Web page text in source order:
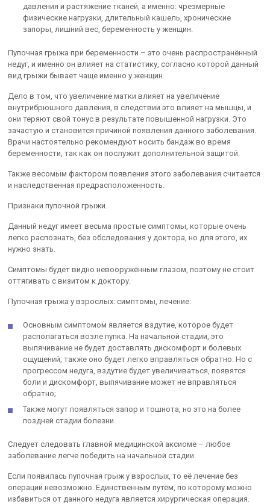
давления и растяжение тканей, а именно: чрезмерные
физические нагрузки, длительный кашель, хронические
запоры, лишний вес, беременность у женщин.
Пупочная грыжа при беременности – это очень распространённый
недуг, и именно он влияет на статистику, согласно которой данный
вид грыжи бывает чаще именно у женщин.
Дело в том, что увеличение матки влияет на увеличение
внутрибрюшного давления, в следствии это влияет на мышцы, и
они теряют свой тонус в результате повышенной нагрузки. Это
зачастую и становится причиной появления данного заболевания.
Врачи настоятельно рекомендуют носить бандаж во время
беременности, так как он послужит дополнительной защитой.
Также весомым фактором появления этого заболевания считается
и наследственная предрасположенность.
Признаки пупочной грыжи.
Данный недуг имеет весьма простые симптомы, которые очень
легко распознать, без обследования у доктора, но для этого, их
нужно знать.
Симптомы будет видно невооружённым глазом, поэтому не стоит
оттягивать с визитом к доктору.
Пупочная грыжа у взрослых: симптомы, лечение:
Основным симптомом является вздутие, которое будет
располагаться возле пупка. На начальной стадии, это
выпячивание не будет доставлять дискомфорт и болевых
ощущений, также оно будет легко вправляться обратно. Но с
прогрессом недуга, вздутие будет увеличиваться, появятся
боли и дискомфорт, выпячивание может не вправляться
обратно;
Также могут появляться запор и тошнота, но это на более
поздней стадии болезни.
Следует следовать главной медицинской аксиоме – любое
заболевание легче победить на начальной стадии.
Если появилась пупочная грыж у взрослых, то её лечение без
операции невозможно. Единственным путём, по которому можно
избавиться от данного недуга является хирургическая операция.